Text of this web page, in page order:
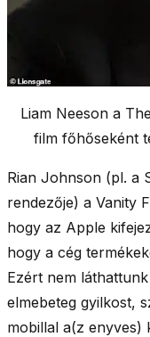
Liam Neeson a
film főhőseként
Rian Johnson (pl. a
rendezője) a Vanity
hogy az Apple
hogy a cég
Ezért nem
elmebeteg gyilkost,
mobillal a(z enyves)